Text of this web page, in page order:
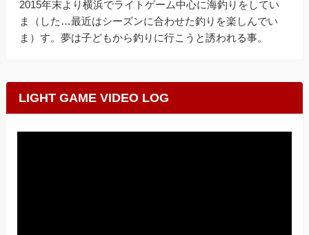
2015年末より横浜でライトゲーム中心に海釣りをしてい
ま（した…最近はシーズンに合わせた釣りを楽しんでい
ま）す。夢は子どもから釣りに行こうと誘われる事。
LIGHT GAME VIDEO LOG